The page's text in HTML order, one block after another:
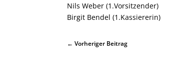
Nils Weber (1.Vorsitzender)
Birgit Bendel (1.Kassiererin)
←Vorheriger Beitrag